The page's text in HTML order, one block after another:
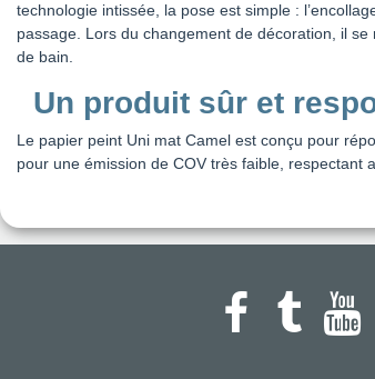
technologie intissée, la pose est simple :
passage. Lors du changement de décoration, il
de bain.
Un produit sûr et
Le papier peint Uni mat Camel est conçu pour
pour une émission de COV très faible, respectant